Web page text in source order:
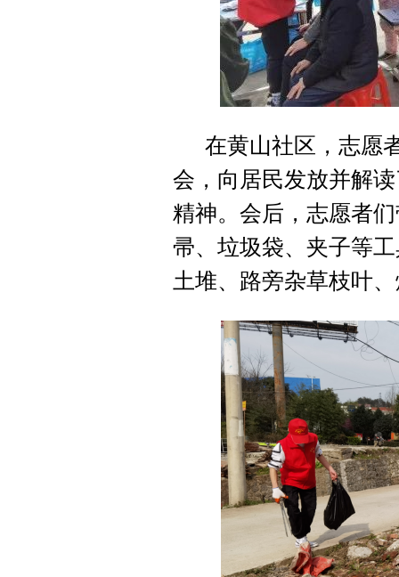
在黄山社区，志愿
会，向居民发放并解
精神。会后，志愿者
帚、垃圾袋、夹子等
土堆、路旁杂草枝叶